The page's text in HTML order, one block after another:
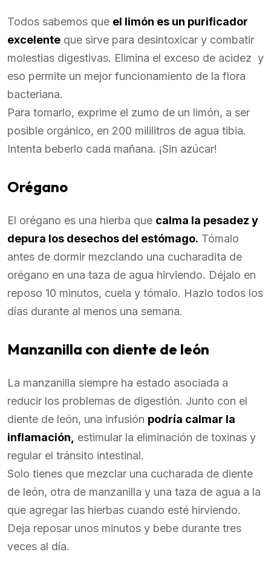
Todos sabemos que el limón es un purificador
excelente que sirve para desintoxicar y combatir
molestias digestivas. Elimina el exceso de acidez y
eso permite un mejor funcionamiento de la flora
bacteriana.
Para tomarlo, exprime el zumo de un limón, a ser
posible orgánico, en 200 mililitros de agua tibia.
Intenta beberlo cada mañana. ¡Sin azúcar!
Orégano
El orégano es una hierba que calma la pesadez y
depura los desechos del estómago. Tómalo
antes de dormir mezclando una cucharadita de
orégano en una taza de agua hirviendo. Déjalo en
reposo 10 minutos, cuela y tómalo. Hazlo todos los
días durante al menos una semana.
Manzanilla con diente de león
La manzanilla siempre ha estado asociada a
reducir los problemas de digestión. Junto con el
diente de león, una infusión podría calmar la
inflamación,
estimular la eliminación de toxinas y
regular el tránsito intestinal.
Solo tienes que mezclar una cucharada de diente
de león, otra de manzanilla y una taza de agua a la
que agregar las hierbas cuando esté hirviendo.
Deja reposar unos minutos y bebe durante tres
veces al día.